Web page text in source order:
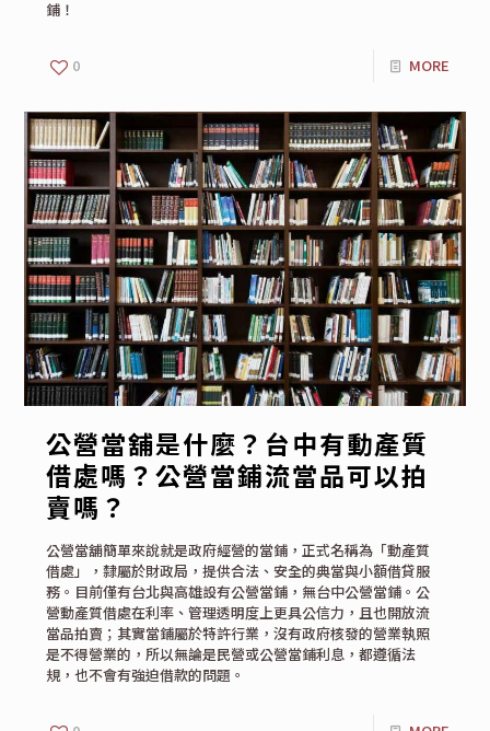
鋪！
0 MORE
公營當舖是什麼？台中有動產質
借處嗎？公營當鋪流當品可以拍
賣嗎？
公營當舖簡單來說就是政府經營的當鋪，正式名稱為「動產質
借處」，隸屬於財政局，提供合法、安全的典當與小額借貸服
務。目前僅有台北與高雄設有公營當鋪，無台中公營當鋪。公
營動產質借處在利率、管理透明度上更具公信力，且也開放流
當品拍賣；其實當鋪屬於特許行業，沒有政府核發的營業執照
是不得營業的，所以無論是民營或公營當鋪利息，都遵循法
規，也不會有強迫借款的問題。